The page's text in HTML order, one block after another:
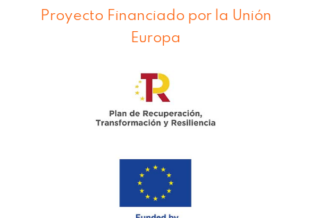
Proyecto Financiado por la Unión
Europa